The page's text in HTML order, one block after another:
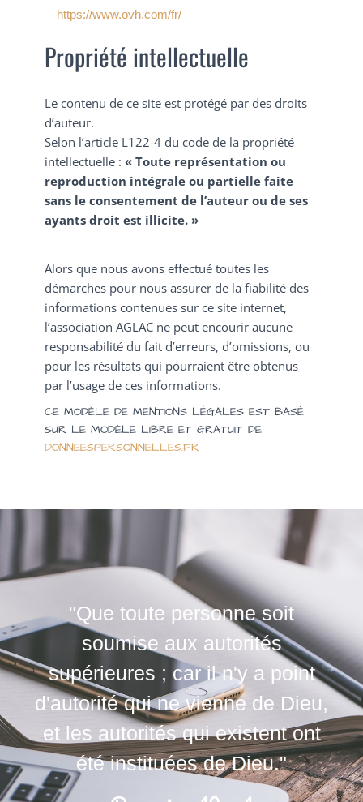
https://www.ovh.com/fr/
Propriété intellectuelle
Le contenu de ce site est protégé par des droits
d’auteur.
Selon l’article L122-4 du code de la propriété
intellectuelle : « Toute représentation ou
reproduction intégrale ou partielle faite
sans le consentement de l’auteur ou de ses
ayants droit est illicite. »
Alors que nous avons effectué toutes les
démarches pour nous assurer de la fiabilité des
informations contenues sur ce site internet,
l’association AGLAC ne peut encourir aucune
responsabilité du fait d’erreurs, d’omissions, ou
pour les résultats qui pourraient être obtenus
par l’usage de ces informations.
CE MODÈLE DE MENTIONS LÉGALES EST BASÉ
SUR LE MODÈLE LIBRE ET GRATUIT DE
DONNEESPERSONNELLES.FR
"Que toute personne soit
soumise aux autorités
supérieures ; car il n'y a point
d'autorité qui ne vienne de Dieu,
et les autorités qui existent ont
été instituées de Dieu."